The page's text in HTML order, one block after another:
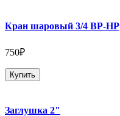
Кран шаровый 3/4 ВР-НР
750₽
Купить
Заглушка 2"